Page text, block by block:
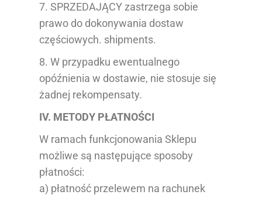
7. SPRZEDAJĄCY zastrzega sobie
prawo do dokonywania dostaw
częściowych. shipments.
8. W przypadku ewentualnego
opóźnienia w dostawie, nie stosuje się
żadnej rekompensaty.
IV. METODY PŁATNOŚCI
W ramach funkcjonowania Sklepu
możliwe są następujące sposoby
płatności:
a) płatność przelewem na rachunek